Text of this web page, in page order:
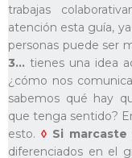
trabajas
atención esta guía,
personas puede ser
3… tienes una idea
¿cómo nos
sabemos qué hay
que tenga sentido?
esto. ◊ Si
diferenciados en el